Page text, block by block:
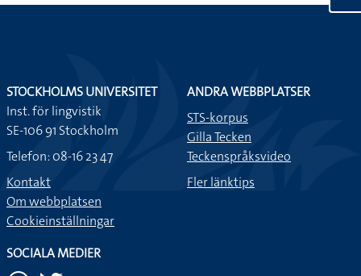
STOCKHOLMS UNIVERSITET
Inst. för lingvistik
SE-106 91 Stockholm
Telefon: 08-16 23 47
Kontakt
Om webbplatsen
Cookieinställningar
ANDRA WEBBPLATSER
STS-korpus
Gilla Tecken
Teckenspråksvideo
Fler länktips
SOCIALA MEDIER